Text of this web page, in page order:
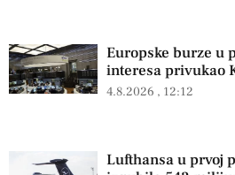
Europske burze u
interesa privukao
4.8.2026 12:12
Lufthansa u prvoj